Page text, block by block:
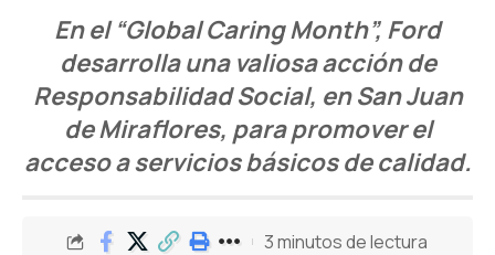
En el “Global Caring Month”, Ford
desarrolla una valiosa acción de
Responsabilidad Social, en San Juan
de Miraflores, para promover el
acceso a servicios básicos de calidad.
3 minutos de lectura